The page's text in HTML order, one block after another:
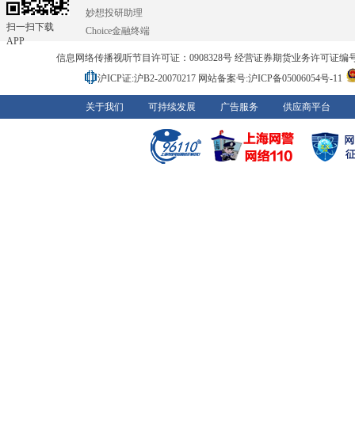
扫一扫下载
APP
妙想投研助理
Choice金融终端
信息网络传播视听节目许可证：0908328号 经营证券期货业务许可证编
沪ICP证:沪B2-20070217 网站备案号:沪ICP备05006054号-11
关于我们 可持续发展 广告服务 供应商平台